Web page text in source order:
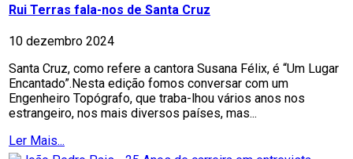
Rui Terras fala-nos de Santa Cruz
10 dezembro 2024
Santa Cruz, como refere a cantora Susana Félix, é “Um Lugar
Encantado”.Nesta edição fomos conversar com um
Engenheiro Topógrafo, que traba-lhou vários anos nos
estrangeiro, nos mais diversos países, mas...
Ler Mais...